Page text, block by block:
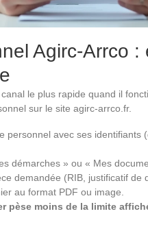
Agirc-Arrco :
le plus rapide quand il
sur le site agirc-arrco.fr.
personnel avec ses identifiants
démarches » ou « Mes
demandée (RIB, justificatif de
au format PDF ou image.
pèse moins de la limite